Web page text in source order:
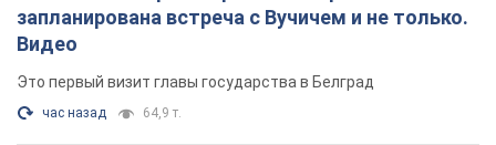
запланирована встреча с Вучичем и не только.
Видео
Это первый визит главы государства в Белград
час назад 64,9 т.